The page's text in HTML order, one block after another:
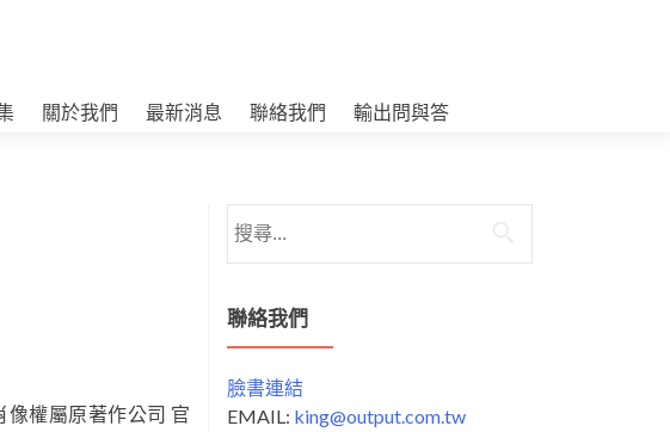
關於我們 最新消息 聯絡我們 輸出問與答
權屬原著作公司 官
尋
鍵
字:
聯絡我們
臉書連結
EMAIL: king@output.com.tw